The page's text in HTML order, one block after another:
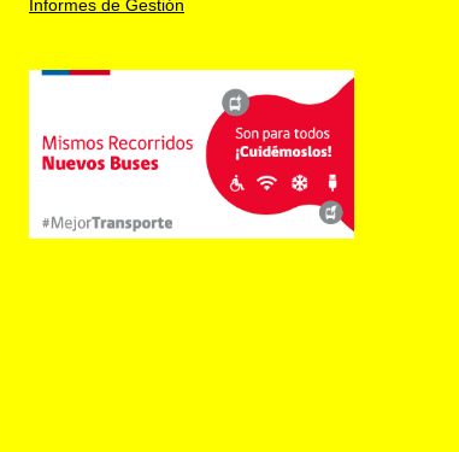
Informes de Gestión